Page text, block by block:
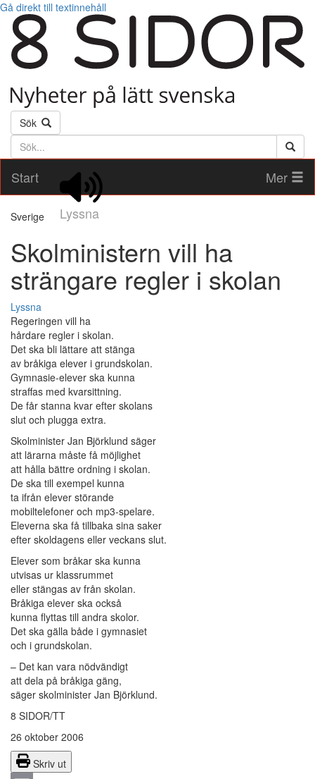
Gå direkt till textinnehåll
Sök
Söktext
Start
Lyssna
Mer
Sverige
Skolministern vill ha
strängare regler i skolan
Lyssna
Regeringen vill ha
hårdare regler i skolan.
Det ska bli lättare att stänga
av bråkiga elever i grundskolan.
Gymnasie-elever ska kunna
straffas med kvarsittning.
De får stanna kvar efter skolans
slut och plugga extra.
Skolminister Jan Björklund säger
att lärarna måste få möjlighet
att hålla bättre ordning i skolan.
De ska till exempel kunna
ta ifrån elever störande
mobiltelefoner och mp3-spelare.
Eleverna ska få tillbaka sina saker
efter skoldagens eller veckans slut.
Elever som bråkar ska kunna
utvisas ur klassrummet
eller stängas av från skolan.
Bråkiga elever ska också
kunna flyttas till andra skolor.
Det ska gälla både i gymnasiet
och i grundskolan.
– Det kan vara nödvändigt
att dela på bråkiga gäng,
säger skolminister Jan Björklund.
8 SIDOR/TT
26 oktober 2006
Skriv ut